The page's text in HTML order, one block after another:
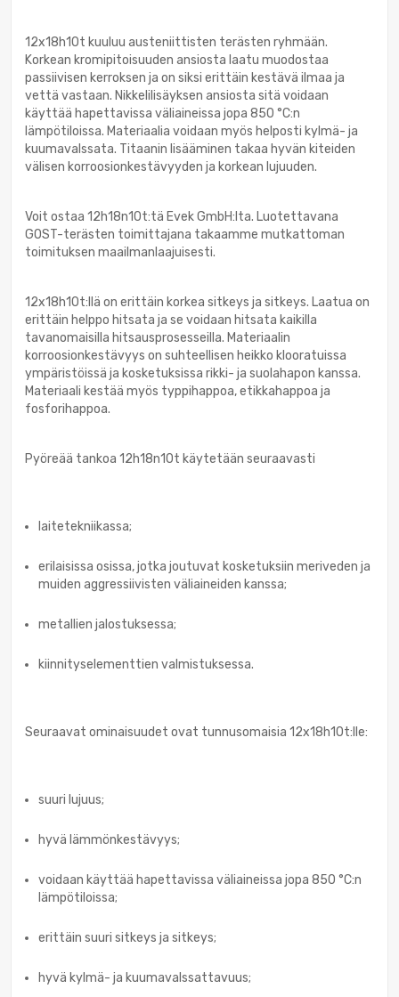
12x18h10t kuuluu austeniittisten terästen ryhmään.
Korkean kromipitoisuuden ansiosta laatu muodostaa
passiivisen kerroksen ja on siksi erittäin kestävä ilmaa ja
vettä vastaan. Nikkelilisäyksen ansiosta sitä voidaan
käyttää hapettavissa väliaineissa jopa 850 °C:n
lämpötiloissa. Materiaalia voidaan myös helposti kylmä- ja
kuumavalssata. Titaanin lisääminen takaa hyvän kiteiden
välisen korroosionkestävyyden ja korkean lujuuden.
Voit ostaa 12h18n10t:tä Evek GmbH:lta. Luotettavana
GOST-terästen toimittajana takaamme mutkattoman
toimituksen maailmanlaajuisesti.
12x18h10t:llä on erittäin korkea sitkeys ja sitkeys. Laatua on
erittäin helppo hitsata ja se voidaan hitsata kaikilla
tavanomaisilla hitsausprosesseilla. Materiaalin
korroosionkestävyys on suhteellisen heikko klooratuissa
ympäristöissä ja kosketuksissa rikki- ja suolahapon kanssa.
Materiaali kestää myös typpihappoa, etikkahappoa ja
fosforihappoa.
Pyöreää tankoa 12h18n10t käytetään seuraavasti
laitetekniikassa;
erilaisissa osissa, jotka joutuvat kosketuksiin meriveden ja
muiden aggressiivisten väliaineiden kanssa;
metallien jalostuksessa;
kiinnityselementtien valmistuksessa.
Seuraavat ominaisuudet ovat tunnusomaisia 12x18h10t:lle:
suuri lujuus;
hyvä lämmönkestävyys;
voidaan käyttää hapettavissa väliaineissa jopa 850 °C:n
lämpötiloissa;
erittäin suuri sitkeys ja sitkeys;
hyvä kylmä- ja kuumavalssattavuus;